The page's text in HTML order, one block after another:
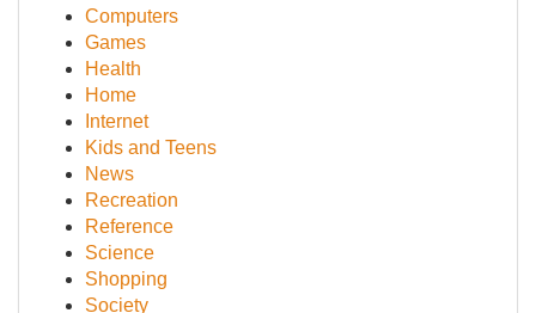
Computers
Games
Health
Home
Internet
Kids and Teens
News
Recreation
Reference
Science
Shopping
Society